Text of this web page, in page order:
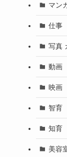
マン
仕事
写真
動画
映画
智育
知育
美容